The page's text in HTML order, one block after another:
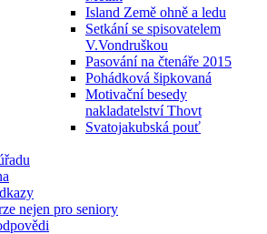
Island Země ohně a ledu
Setkání se spisovatelem
V.Vondruškou
Pasování na čtenáře 2015
Pohádková šipkovaná
Motivační besedy
nakladatelství Thovt
Svatojakubská pouť
nejen pro seniory